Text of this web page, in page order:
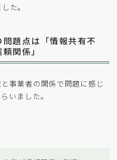
た。
題点は「情報共有不
関係」
事業者の関係で問題に感じ
いました。